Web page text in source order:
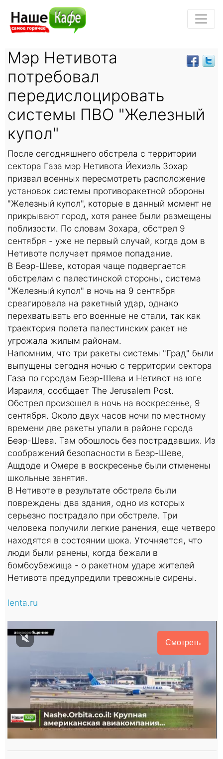
Мэр Нетивота
потребовал
передислоцировать
системы ПВО "Железный
купол"
После сегодняшнего обстрела с территории
сектора Газа мэр Нетивота Йехиэль Зохар
призвал военных пересмотреть расположение
установок системы противоракетной обороны
"Железный купол", которые в данный момент не
прикрывают город, хотя ранее были размещены
поблизости. По словам Зохара, обстрел 9
сентября - уже не первый случай, когда дом в
Нетивоте получает прямое попадание.
В Беэр-Шеве, которая чаще подвергается
обстрелам с палестинской стороны, система
"Железный купол" в ночь на 9 сентября
среагировала на ракетный удар, однако
перехватывать его военные не стали, так как
траектория полета палестинских ракет не
угрожала жилым районам.
Напомним, что три ракеты системы "Град" были
выпущены сегодня ночью с территории сектора
Газа по городам Беэр-Шева и Нетивот на юге
Израиля, сообщает The Jerusalem Post.
Обстрел произошел в ночь на воскресенье, 9
сентября. Около двух часов ночи по местному
времени две ракеты упали в районе города
Беэр-Шева. Там обошлось без пострадавших. Из
соображений безопасности в Беэр-Шеве,
Ащдоде и Омере в воскресенье были отменены
школьные занятия.
В Нетивоте в результате обстрела были
повреждены два здания, одно из которых
серьезно пострадало при обстреле. Три
человека получили легкие ранения, еще четверо
находятся в состоянии шока. Уточняется, что
люди были ранены, когда бежали в
бомбоубежища - о ракетном ударе жителей
Нетивота предупредили тревожные сирены.
lenta.ru
Смотреть